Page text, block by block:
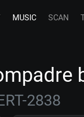
MUSIC SCAN
2838